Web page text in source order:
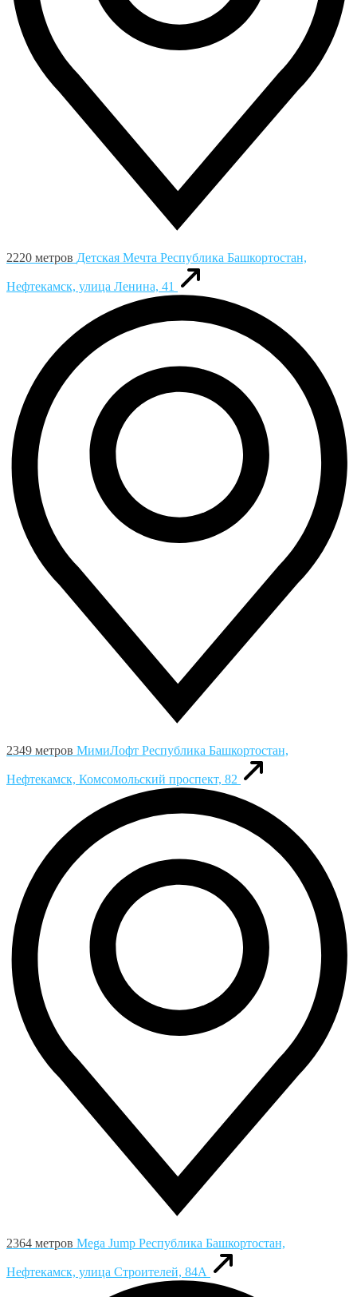
2220 метров Детская Мечта Республика Башкортостан,
Нефтекамск, улица Ленина, 41
2349 метров МимиЛофт Республика Башкортостан,
Нефтекамск, Комсомольский проспект, 82
2364 метров Mega Jump Республика Башкортостан,
Нефтекамск, улица Строителей, 84А